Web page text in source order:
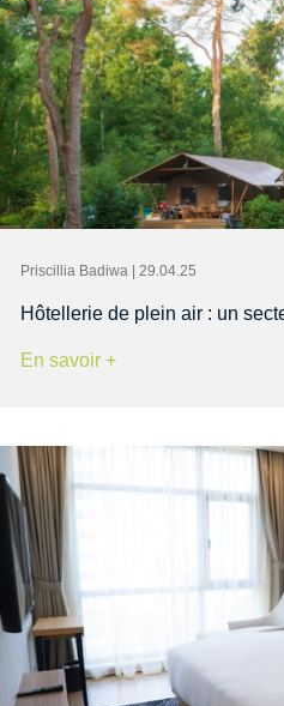
Priscillia Badiwa | 29.04.25
Hôtellerie de plein air : un
En savoir +